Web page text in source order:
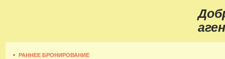
РАННЕЕ БРОНИРОВАНИЕ